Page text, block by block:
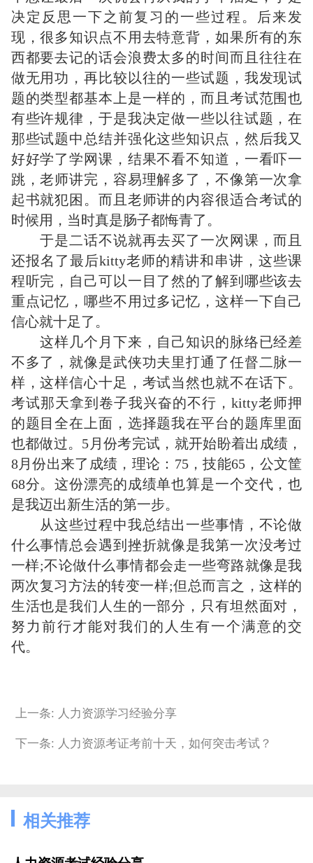
决定反思一下之前复习的一些过程。后来发
现，很多知识点不用去特意背，如果所有的东
西都要去记的话会浪费太多的时间而且往往在
做无用功，再比较以往的一些试题，我发现试
题的类型都基本上是一样的，而且考试范围也
有些许规律，于是我决定做一些以往试题，在
那些试题中总结并强化这些知识点，然后我又
好好学了学网课，结果不看不知道，一看吓一
跳，老师讲完，容易理解多了，不像第一次拿
起书就犯困。而且老师讲的内容很适合考试的
时候用，当时真是肠子都悔青了。
于是二话不说就再去买了一次网课，而且
还报名了最后kitty老师的精讲和串讲，这些课
程听完，自己可以一目了然的了解到哪些该去
重点记忆，哪些不用过多记忆，这样一下自己
信心就十足了。
这样几个月下来，自己知识的脉络已经差
不多了，就像是武侠功夫里打通了任督二脉一
样，这样信心十足，考试当然也就不在话下。
考试那天拿到卷子我兴奋的不行，kitty老师押
的题目全在上面，选择题我在平台的题库里面
也都做过。5月份考完试，就开始盼着出成绩，
8月份出来了成绩，理论：75，技能65，公文筐
68分。这份漂亮的成绩单也算是一个交代，也
是我迈出新生活的第一步。
从这些过程中我总结出一些事情，不论做
什么事情总会遇到挫折就像是我第一次没考过
一样;不论做什么事情都会走一些弯路就像是我
两次复习方法的转变一样;但总而言之，这样的
生活也是我们人生的一部分，只有坦然面对，
努力前行才能对我们的人生有一个满意的交
代。
上一条: 人力资源学习经验分享
下一条: 人力资源考证考前十天，如何突击考试？
相关推荐